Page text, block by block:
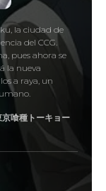
la ciudad de
del CCG.
pues ahora se
la nueva
a raya, un
種トーキョー